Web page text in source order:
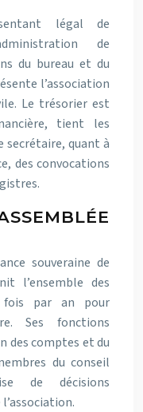
légal de
de
du bureau et du
l’association
Le trésorier est
tient les
secrétaire, quant à
des convocations
souveraine de
l’ensemble des
fois par an pour
Ses fonctions
des comptes et du
du conseil
de décisions